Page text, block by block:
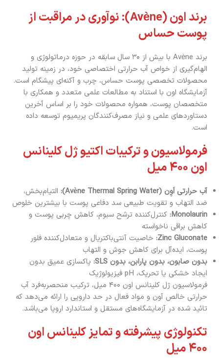
برند اون (Avène): نوآوری در مراقبت از
پوست حساس
برند Avène با بیش از ۳۰ سال سابقه در حوزه درماتولوژی و
الهام‌گیری از خواص آب حرارتی اختصاصی خود، در زمینه تولید
محصولات تخصصی پوست حساس، چرب و آکنه‌ای پیشگام است.
آزمایشگاه اون با استناد به مطالعات علمی متعدد و همکاری با
متخصصان پوست، همواره محصولات خود را بر اساس آخرین
دستاوردهای علمی و نیاز مصرف‌کنندگان پریمیوم توسعه داده
است.
فرمولاسیون و ترکیبات اکتیو ژل کلینانس
اون ۴۰۰ میل
آب حرارتی اَوِن (Avène Thermal Spring Water):
التیام‌بخش،
ضد التهاب و تقویت طبیعی سد دفاعی پوست با بیشترین خلوص
Monolaurin: کنترل‌کننده ترشح سبوم، کاهش چربی پوست و
کاهش براقی ناخواسته
Zinc Gluconate: خاصیت آنتی‌باکتریال و متعادل‌کننده فلور
پوست، ایده‌آل برای کاهش جوش و التهاب
بدون صابون، بدون پارابن، بدون SLS:
پاکسازی عمیق بدون
ایجاد خشکی یا تحریک، pH فیزیولوژیک
فرمولاسیون ژل کلینانس اون ۴۰۰ میل، ترکیب منحصربه‌فرد آب
حرارتی خالص آون و مواد فعال در حد دارویی را ارائه می‌دهد که
تائید شده در آزمایشگاه‌های مستقل و استاندارد اروپا می‌باشد.
تکنولوژی پیشرفته و تمایز کلینانس اون
۴۰۰ میل